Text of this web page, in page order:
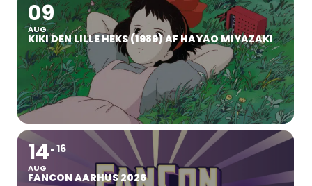
09
AUG
KIKI DEN LILLE HEKS (1989) AF HAYAO MIYAZAKI
14
AUG
16
FANCON AARHUS 2026